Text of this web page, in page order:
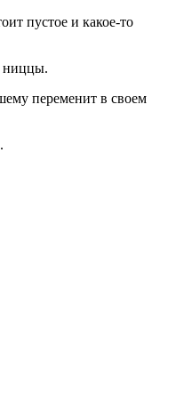
пустое и какое-то
ниццы.
переменит в своем